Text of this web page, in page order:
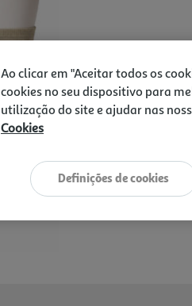
Ao clicar em "Aceitar todos os
cookies no seu dispositivo para
utilização do site e ajudar nas
Cookies
Definições de cookies